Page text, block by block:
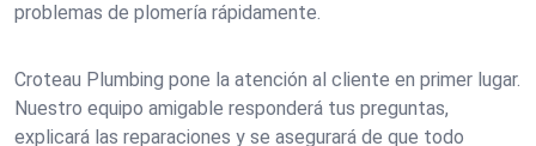
problemas de plomería rápidamente.
Croteau Plumbing pone la atención al cliente en primer lugar.
Nuestro equipo amigable responderá tus preguntas,
explicará las reparaciones y se asegurará de que todo